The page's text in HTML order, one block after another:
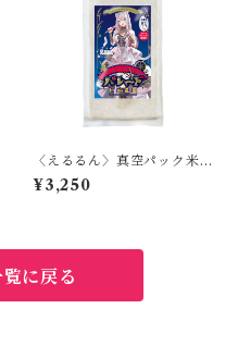
〈えるるん〉真空パック米
パレード
¥3,250
に戻る